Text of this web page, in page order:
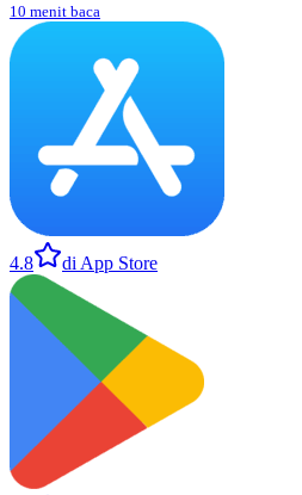
10 menit baca
4.8 di App Store